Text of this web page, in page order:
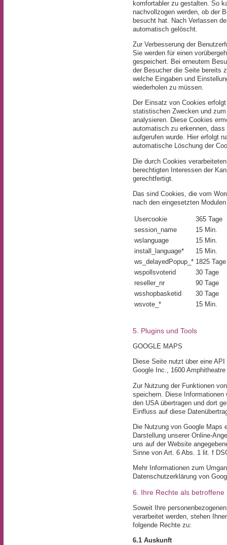
komfortabler zu gestalten. So
nachvollzogen werden, ob der
besucht hat. Nach Verlassen
automatisch gelöscht.
Zur Verbesserung der
Sie werden für einen
gespeichert. Bei erneutem
der Besucher die Seite bereits
welche Eingaben und
wiederholen zu müssen.
Der Einsatz von Cookies
statistischen Zwecken und
analysieren. Diese Cookies
automatisch zu erkennen,
aufgerufen wurde. Hier erfolgt
automatische Löschung der
Die durch Cookies
berechtigten Interessen der
gerechtfertigt.
Das sind Cookies, die vom
nach den eingesetzten
Usercookie
365 Tage
session_name
15 Min.
wslanguage
15 Min.
install_language*
15 Min.
ws_delayedPopup_* 1825 Tage
wspollsvoterid
30 Tage
reseller_nr
90 Tage
wsshopbasketid
30 Tage
wsvote_*
15 Min.
5. Plugins und Tools
GOOGLE MAPS
Diese Seite nutzt über eine
Google Inc., 1600
Zur Nutzung der Funktionen
speichern. Diese Informationen
den USA übertragen und dort
Einfluss auf diese
Die Nutzung von Google Maps
Darstellung unserer Online-
uns auf der Website
Sinne von Art. 6 Abs. 1 lit. f
Mehr Informationen zum
Datenschutzerklärung von
6. Ihre Rechte als betroffene
Soweit Ihre
verarbeitet werden, stehen
folgende Rechte zu:
6.1 Auskunft